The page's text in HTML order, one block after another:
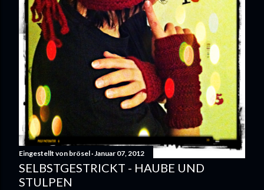
Eingestellt von brösel Januar 07, 2012
SELBSTGESTRICKT - HAUBE UND
STULPEN